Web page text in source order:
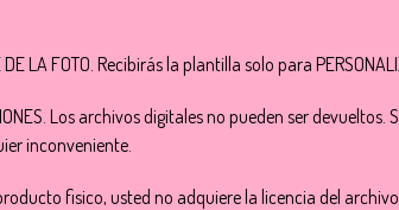
LA FOTO. Recibirás la plantilla solo para
Los archivos digitales no pueden ser
inconveniente.
fisico, usted no adquiere la licencia del